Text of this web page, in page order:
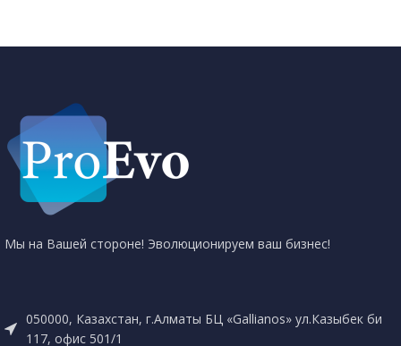
Мы на Вашей стороне! Эволюционируем ваш бизнес!
050000, Казахстан, г.Алматы БЦ «Gallianos» ул.Казыбек би
117, офис 501/1